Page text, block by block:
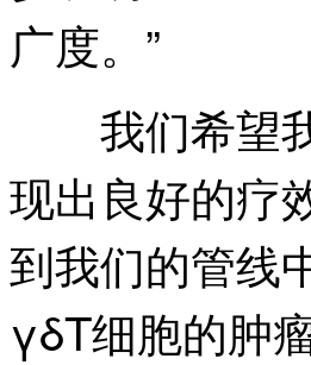
广度。”
我们希望我
现出良好的疗
到我们的管线
γδT细胞的肿